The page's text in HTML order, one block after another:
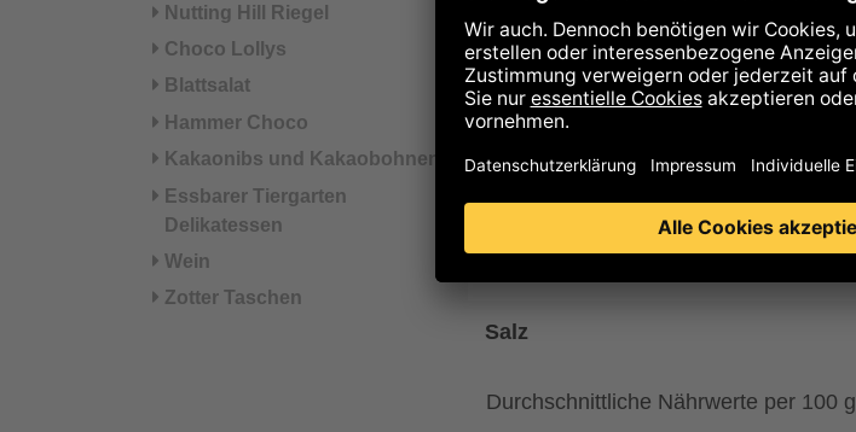
Nutting Hill Riegel
Choco Lollys
Blattsalat
Hammer Choco
Kakaonibs und Kakaobohnen
Essbarer Tiergarten
Delikatessen
Wein
Zotter Taschen
davon gesättigte Fettsäuren
davon Zucker
Salz
Durchschnittliche Nährwerte per 100 g